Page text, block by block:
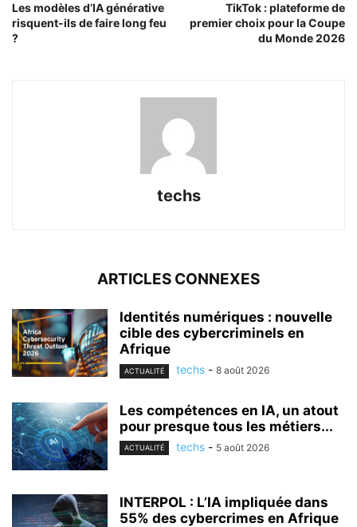
Les modèles d’IA générative
risquent-ils de faire long feu
?
TikTok : plateforme de
premier choix pour la Coupe
du Monde 2026
techs
ARTICLES CONNEXES
Identités numériques : nouvelle
cible des cybercriminels en
Afrique
ACTUALITÉ techs - 8 août 2026
Les compétences en IA, un atout
pour presque tous les métiers...
ACTUALITÉ techs - 5 août 2026
INTERPOL : L’IA impliquée dans
55% des cybercrimes en Afrique